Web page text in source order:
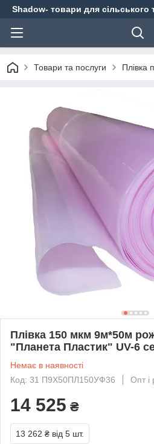
Shadow- товари для
Товари та послуги Плівка
Плівка 150 мкм 9м*50м
"Планета Пластик" UV-6
Немає в наявності
Код: 31 П9Х50ПЛ150УФ36
Опт і
14 525 ₴
13 262 ₴ від 5 шт.